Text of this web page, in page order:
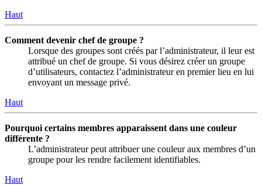
Haut
Comment devenir chef de groupe ?
Lorsque des groupes sont créés par l’administrateur, il leur est
attribué un chef de groupe. Si vous désirez créer un groupe
d’utilisateurs, contactez l’administrateur en premier lieu en lui
envoyant un message privé.
Haut
Pourquoi certains membres apparaissent dans une couleur
différente ?
L’administrateur peut attribuer une couleur aux membres d’un
groupe pour les rendre facilement identifiables.
Haut